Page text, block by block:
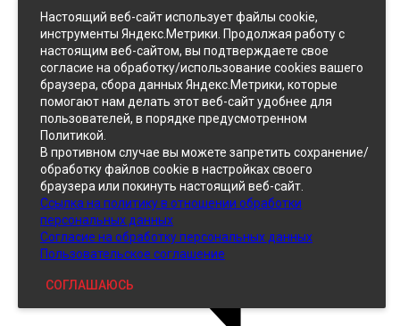
Джинс
Однотонный
Принтованный
Кожзам
Настоящий веб-сайт использует файлы cookie,
инструменты Яндекс.Метрики. Продолжая работу с
настоящим веб-сайтом, вы подтверждаете свое
согласие на обработку/использование cookies вашего
браузера, сбора данных Яндекс.Метрики, которые
помогают нам делать этот веб-сайт удобнее для
пользователей, в порядке предусмотренном
Политикой.
В противном случае вы можете запретить сохранение/
обработку файлов cookie в настройках своего
браузера или покинуть настоящий веб-сайт.
Ссылка на политику в отношении обработки
персональных данных
Согласие на обработку персональных данных
Пользовательское соглашение
СОГЛАШАЮСЬ